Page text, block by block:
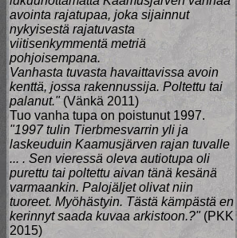
avointa rajatupaa, joka sijainnut
nykyisestä rajatuvasta
viitisenkymmentä metriä
pohjoisempana.
Vanhasta tuvasta havaittavissa avoin
kenttä, jossa rakennussija. Poltettu tai
palanut."(Vänkä 2011)
Tuo vanha tupa on poistunut 1997.
"1997 tulin Tierbmesvarrin yli ja
laskeuduin Kaamusjärven rajan tuvalle
... . Sen vieressä oleva autiotupa oli
purettu tai poltettu aivan tänä kesänä
varmaankin. Palojäljet olivat niin
tuoreet. Myöhästyin. Tästä kämpästä en
kerinnyt saada kuvaa arkistoon.?"(PKK
2015)